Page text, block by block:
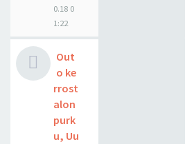
0.18 0
1:22
Out
o ke
rrost
alon
purk
u, Uu